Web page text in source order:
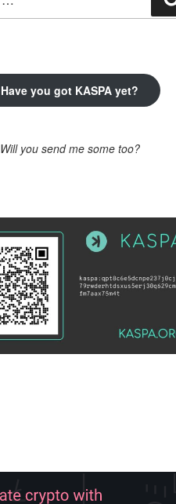
Have you got KASPA yet?
Will you send me some too?